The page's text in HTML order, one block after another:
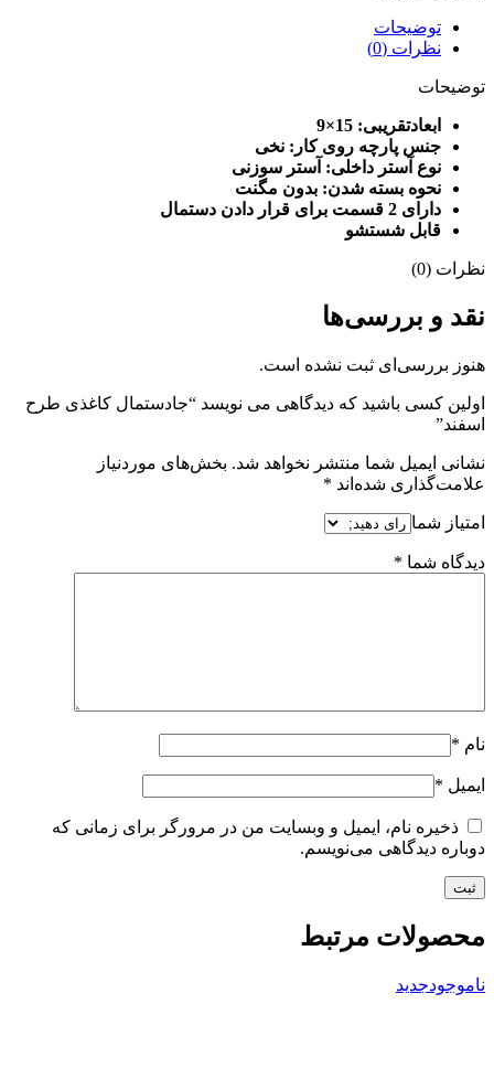
توضیحات
نظرات (0)
توضیحات
ابعادتقریبی: 15×9
جنس پارچه روی کار: نخی
نوع آستر داخلی: آستر سوزنی
نحوه بسته شدن: بدون مگنت
دارای 2 قسمت برای قرار دادن دستمال
قابل شستشو
نظرات (0)
نقد و بررسی‌ها
هنوز بررسی‌ای ثبت نشده است.
اولین کسی باشید که دیدگاهی می نویسد “جادستمال کاغذی طرح
اسفند”
نشانی ایمیل شما منتشر نخواهد شد. بخش‌های موردنیاز
علامت‌گذاری شده‌اند *
امتیاز شما
دیدگاه شما *
نام *
ایمیل *
ذخیره نام، ایمیل و وبسایت من در مرورگر برای زمانی که
دوباره دیدگاهی می‌نویسم.
محصولات مرتبط
ناموجودجدید